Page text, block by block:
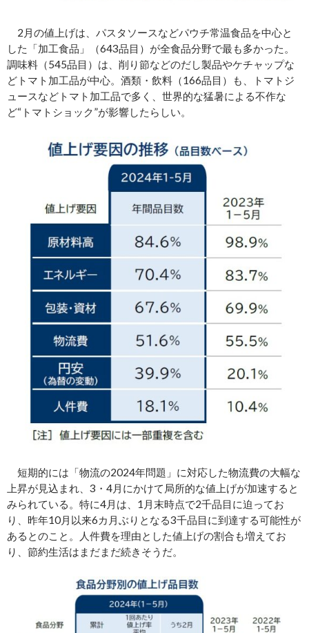
2月の値上げは、パスタソースなどパウチ常温食品を中心と
した「加工食品」（643品目）が全食品分野で最も多かった。
調味料（545品目）は、削り節などのだし製品やケチャップな
どトマト加工品が中心。酒類・飲料（166品目）も、トマトジ
ュースなどトマト加工品で多く、世界的な猛暑による不作な
ど“トマトショック”が影響したらしい。
短期的には「物流の2024年問題」に対応した物流費の大幅な
上昇が見込まれ、3・4月にかけて局所的な値上げが加速すると
みられている。特に4月は、1月末時点で2千品目に迫ってお
り、昨年10月以来6カ月ぶりとなる3千品目に到達する可能性が
あるとのこと。人件費を理由とした値上げの割合も増えてお
り、節約生活はまだまだ続きそうだ。